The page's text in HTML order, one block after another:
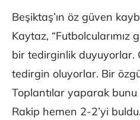
Beşiktaş’ın öz güven
Kaytaz, “Futbolcularımız
bir tedirginlik duyuyorlar.
tedirgin oluyorlar. Bir
Toplantılar yaparak bunu
Rakip hemen 2-2’yi